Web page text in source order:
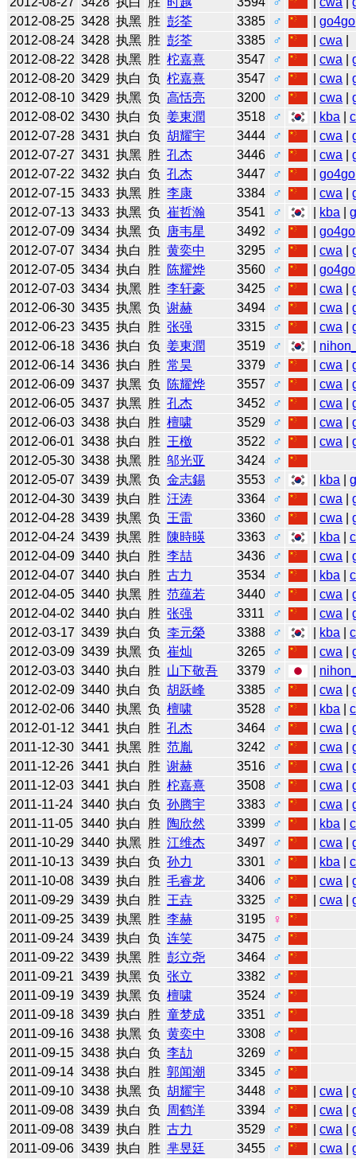
2012-08-25 3428 执黑 胜 彭荃 3385 ♂ |go4go
2012-08-24 3428 执黑 胜 彭荃 3385 ♂ |cwa
2012-08-22 3428 执黑 胜 柁嘉熹 3547 ♂ |cwa |
2012-08-20 3429 执白 负 柁嘉熹 3547 ♂ |cwa |
2012-08-10 3429 执黑 负 高恬亮 3200 ♂ |cwa |
2012-08-02 3430 执白 负 姜東潤 3518 ♂ kba |
2012-07-28 3431 执白 负 胡耀宇 3444 ♂ |cwa |
2012-07-27 3431 执黑 胜 孔杰 3446 ♂ |cwa |
2012-07-22 3432 执白 负 孔杰 3447 ♂ |go4go
2012-07-15 3433 执黑 胜 李康 3384 ♂ |cwa |
2012-07-13 3433 执黑 负 崔哲瀚 3541 ♂ kba |
2012-07-09 3434 执黑 负 唐韦星 3492 ♂ |go4go
2012-07-07 3434 执白 胜 黄奕中 3295 ♂ |cwa |
2012-07-05 3434 执白 胜 陈耀烨 3560 ♂ |go4go
2012-07-03 3434 执黑 胜 李轩豪 3425 ♂ |cwa |
2012-06-30 3435 执黑 负 谢赫 3494 ♂ |cwa |
2012-06-23 3435 执白 胜 张强 3315 ♂ |cwa |
2012-06-18 3436 执白 负 姜東潤 3519 ♂
2012-06-14 3436 执白 胜 常昊 3379 ♂ |cwa |
2012-06-09 3437 执黑 负 陈耀烨 3557 ♂ |cwa |
2012-06-05 3437 执黑 胜 孔杰 3452 ♂ |cwa |
2012-06-03 3438 执白 胜 檀啸 3529 ♂ |cwa |
2012-06-01 3438 执白 胜 王檄 3522 ♂ |cwa |
2012-05-30 3438 执黑 胜 邬光亚 3424
♂
2012-05-07 3439 执黑 负 金志錫 3553 ♂ kba |
2012-04-30 3439 执白 胜 汪涛 3364 ♂ |cwa |
2012-04-28 3439 执黑 负 王雷 3360 ♂ |cwa |
2012-04-24 3439 执黑 胜 陳時暎 3363 ♂ kba |
2012-04-09 3440 执白 胜 李喆 3436 ♂ |cwa |
2012-04-07 3440 执白 胜 古力 3534 ♂ kba |
2012-04-05 3440 执黑 胜 范蕴若 3440 ♂ |cwa |
2012-04-02 3440 执白 胜 张强 3311 ♂ |cwa |
2012-03-17 3439 执白 负 李元榮 3388 ♂ kba |
2012-03-09 3439 执黑 负 崔灿 3265 ♂ |cwa |
2012-03-03 3440 执白 胜 山下敬吾 3379 ♂
2012-02-09 3440 执白 负 胡跃峰 3385 ♂ |cwa |
2012-02-06 3440 执黑 负 檀啸 3528 ♂ kba |
2012-01-12 3441 执白 胜 孔杰 3464 ♂ |cwa |
2011-12-30 3441 执黑 胜 范胤 3242 ♂ |cwa |
2011-12-26 3441 执白 胜 谢赫 3516 ♂ |cwa |
2011-12-03 3441 执白 胜 柁嘉熹 3508 ♂ |cwa |
2011-11-24 3440 执白 负 孙腾宇 3383 ♂ |cwa |
2011-11-05 3440 执白 胜 陶欣然 3399 ♂ kba |
2011-10-29 3440 执黑 胜 江维杰 3497 ♂ |cwa |
2011-10-13 3439 执白 负 孙力 3301 ♂ kba |
2011-10-08 3439 执白 胜 毛睿龙 3406 ♂ |cwa |
2011-09-29 3439 执白 胜 王垚 3325 ♂ |cwa |
2011-09-25 3439 执黑 胜 李赫 3195
♀
2011-09-24 3439 执白 负 连笑 3475
♂
2011-09-22 3439 执黑 胜 彭立尧 3464
♂
2011-09-21 3439 执黑 负 张立 3382
♂
2011-09-19 3439 执黑 负 檀啸 3524
♂
2011-09-18 3439 执白 胜 童梦成 3351
♂
2011-09-16 3438 执黑 负 黄奕中 3308
♂
2011-09-15 3438 执白 负 李劼 3269
♂
2011-09-14 3438 执白 胜 郭闻潮 3345
♂
2011-09-10 3438 执黑 负 胡耀宇 3448 ♂ |cwa |
2011-09-08 3439 执白 负 周鹤洋 3394 ♂ |cwa |
2011-09-08 3439 执白 胜 古力 3529 ♂ |cwa |
2011-09-06 3439 执白 胜 芈昱廷 3455 ♂ |cwa |